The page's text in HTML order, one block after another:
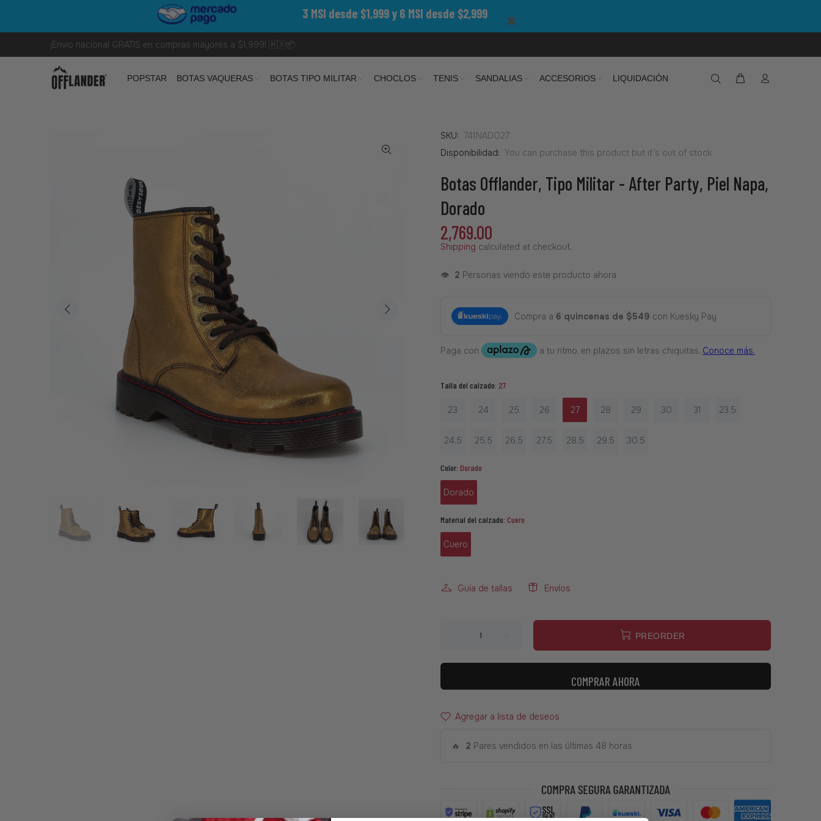
3 MSI desde $1,999 y 6 MSI desde $2,999
¡Envío nacional GRATIS en compras mayores a $1,999! 🇲🇽📦
POPSTAR BOTAS VAQUERAS BOTAS TIPO MILITAR CHOCLOS TENIS SANDALIAS ACCESORIOS LIQUIDACIÓN
SKU: 741NADO27
Disponibilidad: You can purchase this product but it's out of stock
Botas Offlander, Tipo Militar - After Party, Piel Napa,
Dorado
2,769.00
Shipping calculated at checkout.
👁️ 2 Personas viendo este producto ahora
Compra a 6 quincenas de $549 con Kuesky Pay
Talla del calzado: 27
23 24 25 26 27 28 29 30 31 23.5
24.5 25.5 26.5 27.5 28.5 29.5 30.5
Color: Dorado
Dorado
Material del calzado: Cuero
Cuero
Guía de tallas Envíos
PREORDER
COMPRAR AHORA
Agregar a lista de deseos
🔥 2 Pares vendidos en las últimas 48 horas